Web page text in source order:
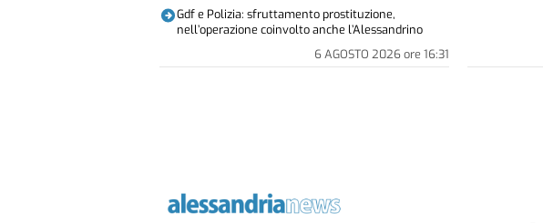
6 AGOSTO 2026ore 16:31
Gdf e Polizia: sfruttamento prostituzione,
nell’operazione coinvolto anche l’Alessandrino